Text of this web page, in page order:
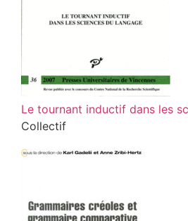
Le tournant inductif dans les
Collectif